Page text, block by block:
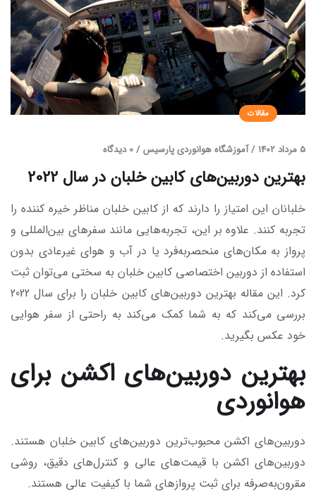
مقالات
5 مرداد 1402 /آموزشگاه هوانوردی پارسیس /0 دیدگاه
بهترین دوربین‌های کابین خلبان در سال 2022
خلبانان این امتیاز را دارند که از کابین خلبان مناظر خیره کننده را
تجربه کنند. علاوه بر این، تجربه‌هایی مانند سفرهای بین‌المللی و
پرواز به مکان‌های منحصربه‌فرد یا در آب و هوای غیرعادی بدون
استفاده از دوربین اختصاصی کابین خلبان به سختی می‌توان ثبت
کرد. این مقاله بهترین دوربین‌های کابین خلبان را برای سال 2022
بررسی می‌کند که به شما کمک می‌کند به راحتی از سفر هوایی
خود عکس بگیرید.
بهترین دوربین‌های اکشن برای
هوانوردی
دوربین‌های اکشن محبوب‌ترین دوربین‌های کابین خلبان هستند.
دوربین‌های اکشن با قیمت‌های عالی و کنترل‌های دقیق، روشی
مقرون‌به‌صرفه برای ثبت پروازهای شما با کیفیت عالی هستند.